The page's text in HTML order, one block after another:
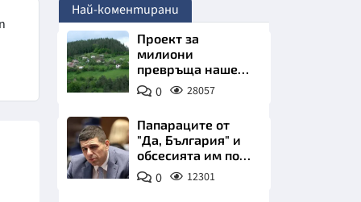
"ЧУДЕСАТА НА БЪЛГАРИЯ"
ХРАНА
Най-коментирани
Проект за
милиони
превръща наше
село в магнит за
туристи
0 28057
Папараците от
"Да, България" и
обсесията им по
Пеевски
0 12301